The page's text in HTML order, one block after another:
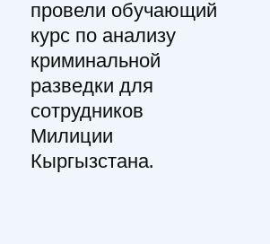
провели обучающий
курс по анализу
криминальной
разведки для
сотрудников
Милиции
Кыргызстана.